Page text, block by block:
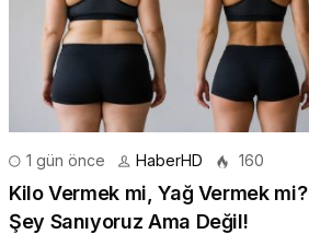
1 gün önce HaberHD 160
Kilo Vermek mi, Yağ Vermek mi?
Şey Sanıyoruz Ama Değil!